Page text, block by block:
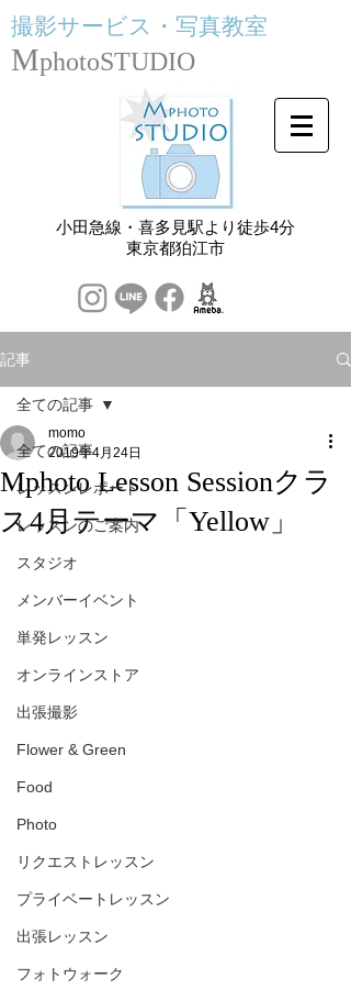
撮影サービス・ 写真教室
MphotoSTUDIO
小田急線・喜多見駅より徒歩4分
​東京都狛江市
記事
全ての記事
レッスンレポート
レッスンのご案内
スタジオ
メンバーイベント
単発レッスン
オンラインストア
出張撮影
Flower & Green
Food
Photo
リクエストレッスン
プライベートレッスン
出張レッスン
フォトウォーク
全ての記事
Mphoto Lesson Sessionクラ
ス4月テーマ「Yellow」
momo
2019年4月24日